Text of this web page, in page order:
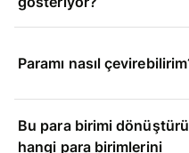
Paramı nasıl
Bu para birimi
hangi para birimlerini